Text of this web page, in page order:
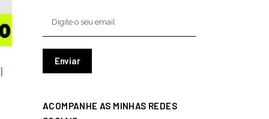
ACOMPANHE AS MINHAS REDES